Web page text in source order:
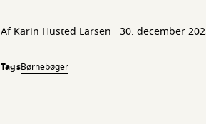
AfKarin Husted Larsen 30. december
TagsBørnebøger